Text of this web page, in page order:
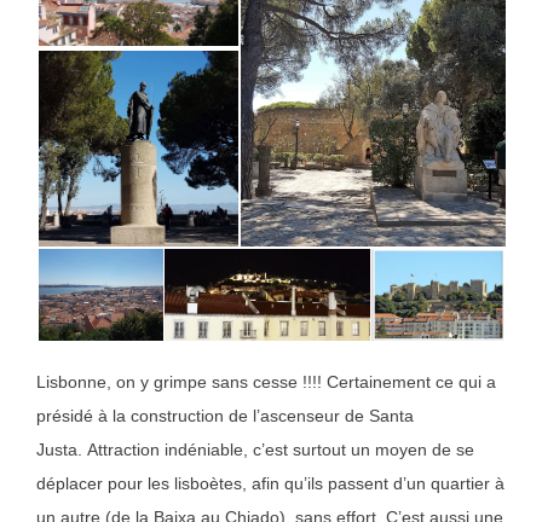
Lisbonne, on y grimpe sans cesse !!!! Certainement ce qui a
présidé à la construction de l’ascenseur de Santa
Justa. Attraction indéniable, c’est surtout un moyen de se
déplacer pour les lisboètes, afin qu’ils passent d’un quartier à
un autre (de la Baixa au Chiado), sans effort. C’est aussi une